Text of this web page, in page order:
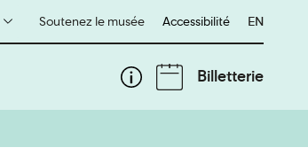
Soutenez le musée Accessibilité English
EN
Billetterie